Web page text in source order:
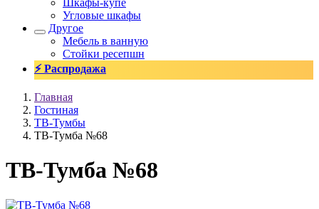
Шкафы-купе
Угловые шкафы
Другое
Мебель в ванную
Стойки ресепшн
⚡ Распродажа
Главная
Гостиная
TВ-Тумбы
ТВ-Тумба №68
ТВ-Тумба №68